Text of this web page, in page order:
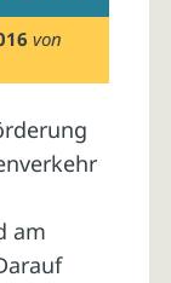
von
am